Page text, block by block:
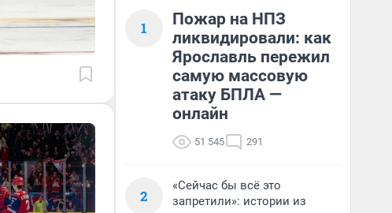
1
Пожар на НПЗ
ликвидировали: как
Ярославль пережил
самую массовую
атаку БПЛА —
онлайн
51 545 291
2
«Сейчас бы всё это
запретили»: истории из